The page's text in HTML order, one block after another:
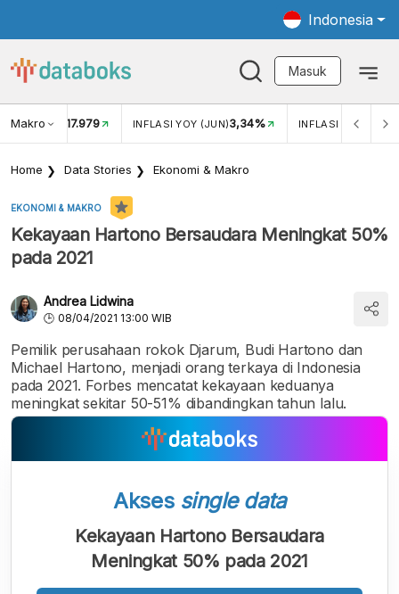
Indonesia
Masuk
Makro
USD/IDR 17.979 INFLASI YOY (JUN)3,34% INFLASI MOM
Home Data Stories Ekonomi & Makro
EKONOMI & MAKRO
Kekayaan Hartono Bersaudara Meningkat 50%
pada 2021
Andrea Lidwina
08/04/2021 13:00 WIB
Pemilik perusahaan rokok Djarum, Budi Hartono dan
Michael Hartono, menjadi orang terkaya di Indonesia
pada 2021. Forbes mencatat kekayaan keduanya
meningkat sekitar 50-51% dibandingkan tahun lalu.
Akses single data
Kekayaan Hartono Bersaudara
Meningkat 50% pada 2021